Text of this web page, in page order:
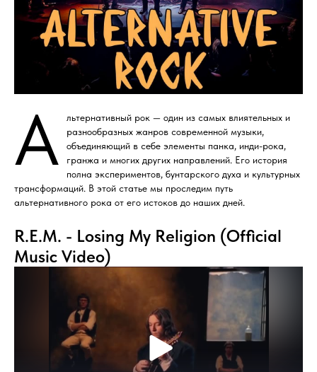
А
льтернативный рок — один из самых влиятельных и
разнообразных жанров современной музыки,
объединяющий в себе элементы панка, инди-рока,
гранжа и многих других направлений. Его история
полна экспериментов, бунтарского духа и культурных
трансформаций. В этой статье мы проследим путь
альтернативного рока от его истоков до наших дней.
R.E.M. - Losing My Religion (Official
Music Video)